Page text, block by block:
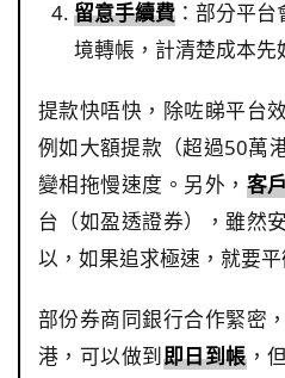
留意手續費 ：部分平
境轉帳，計清楚成本先
提款快唔快，除咗睇平台
例如大額提款（超過50萬
變相拖慢速度。另外， 客
台（如盈透證券），雖然
以，如果追求極速，就要
部份券商同銀行合作緊密
港，可以做到即日到帳，